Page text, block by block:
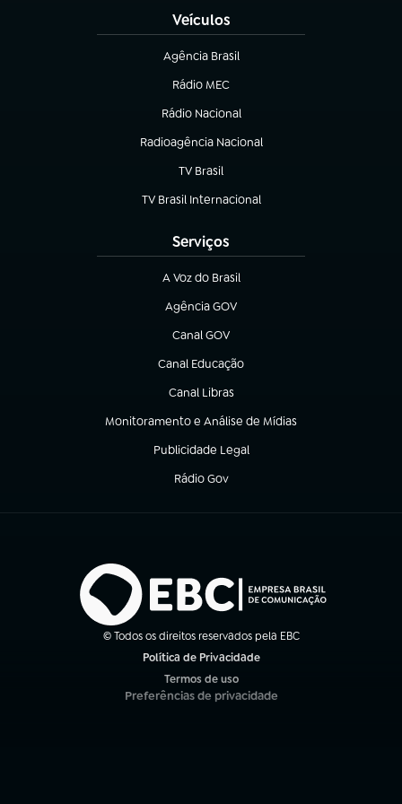
Veículos
Agência Brasil
(abre em nova aba)
Rádio MEC
(abre em nova aba)
Rádio Nacional
Radioagência Nacional
(abre em nova aba)
TV Brasil
(abre em nova aba)
TV Brasil Internacional
(abre em nova aba)
Serviços
A Voz do Brasil
(abre em nova aba)
Agência GOV
(abre em nova aba)
Canal GOV
(abre em nova aba)
Canal Educação
(abre em nova aba)
Canal Libras
(abre em nova aba)
Monitoramento e Análise de Mídias
(abre em nova aba)
Publicidade Legal
(abre em nova aba)
Rádio Gov
(abre em nova aba)
© Todos os direitos reservados pela EBC
Política de Privacidade
Termos de uso
(abre em nova aba)
Preferências de privacidade